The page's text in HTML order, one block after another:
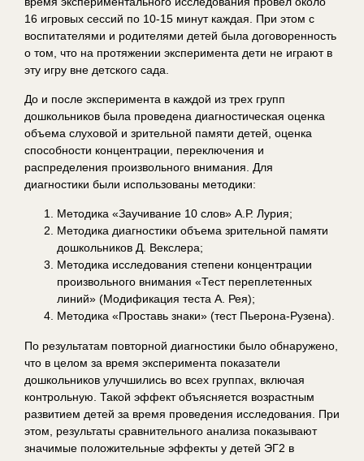
16 игровых сессий по 10-15 минут каждая. При этом с
воспитателями и родителями детей была договоренность
о том, что на протяжении эксперимента дети не играют в
эту игру вне детского сада.
До и после эксперимента в каждой из трех групп
дошкольников была проведена диагностическая оценка
объема слуховой и зрительной памяти детей, оценка
способности концентрации, переключения и
распределения произвольного внимания. Для
диагностики были использованы методики:
Методика «Заучивание 10 слов» А.Р. Лурия;
Методика диагностики объема зрительной памяти
дошкольников Д. Векслера;
Методика исследования степени концентрации
произвольного внимания «Тест переплетенных
линий» (Модификация теста А. Рея);
Методика «Проставь знаки» (тест Пьерона-Рузена).
По результатам повторной диагностики было обнаружено,
что в целом за время эксперимента показатели
дошкольников улучшились во всех группах, включая
контрольную. Такой эффект объясняется возрастным
развитием детей за время проведения исследования. При
этом, результаты сравнительного анализа показывают
значимые положительные эффекты у детей ЭГ2 в